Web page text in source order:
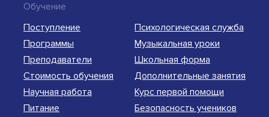
Безопасность учеников
Курс первой помощи
Научная работа
Дополнительные занятия
Школьная форма
Музыкальная уроки
Психологическая служба
Питание
Поступление
Стоимость обучения
Преподаватели
Программы
Обучение